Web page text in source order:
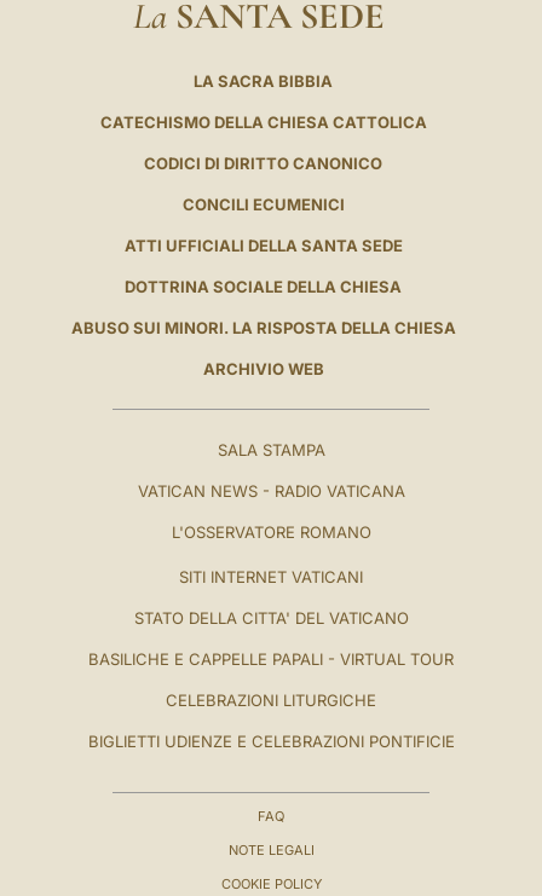
La SANTA SEDE
LA SACRA BIBBIA
CATECHISMO DELLA CHIESA CATTOLICA
CODICI DI DIRITTO CANONICO
CONCILI ECUMENICI
ATTI UFFICIALI DELLA SANTA SEDE
DOTTRINA SOCIALE DELLA CHIESA
ABUSO SUI MINORI. LA RISPOSTA DELLA CHIESA
ARCHIVIO WEB
SALA STAMPA
VATICAN NEWS - RADIO VATICANA
L'OSSERVATORE ROMANO
SITI INTERNET VATICANI
STATO DELLA CITTA' DEL VATICANO
BASILICHE E CAPPELLE PAPALI - VIRTUAL TOUR
CELEBRAZIONI LITURGICHE
BIGLIETTI UDIENZE E CELEBRAZIONI PONTIFICIE
FAQ
NOTE LEGALI
COOKIE POLICY